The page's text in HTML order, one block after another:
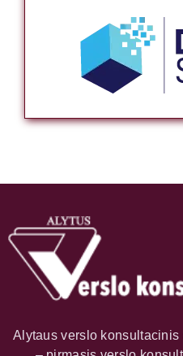
Alytaus verslo